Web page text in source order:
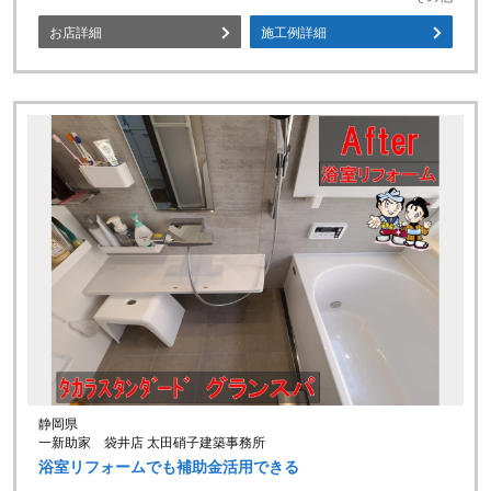
お店詳細 施工例詳細
静岡県
一新助家 袋井店 太田硝子建築事務所
浴室リフォームでも補助金活用できる